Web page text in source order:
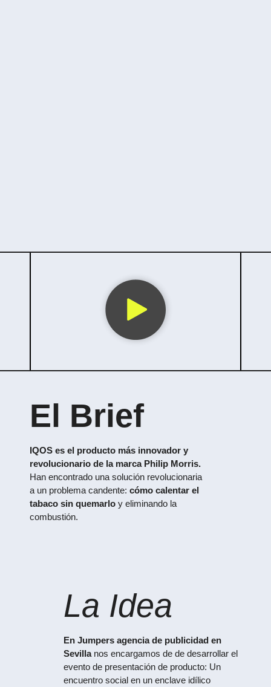
El Brief
IQOS es el producto más innovador y
revolucionario de la marca Philip Morris.
Han encontrado una solución revolucionaria
a un problema candente:cómo calentar el
tabaco sin quemarlo y eliminando la
combustión.
La Idea
En Jumpers agencia de publicidad en
Sevillanos encargamos de de desarrollar el
evento de presentación de producto: Un
encuentro social en un enclave idílico